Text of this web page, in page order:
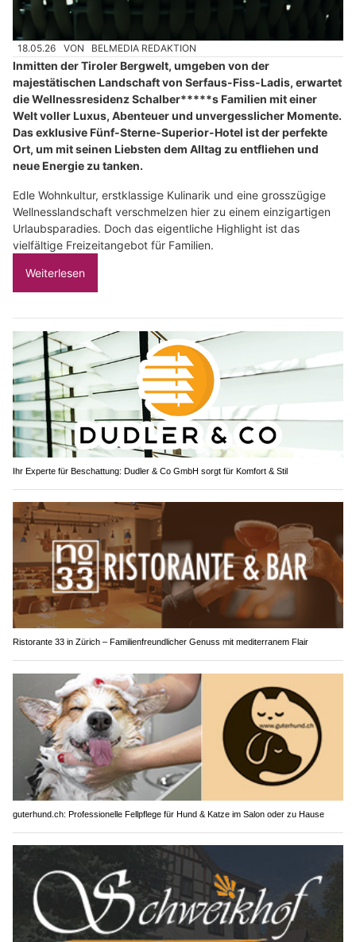
18.05.26 VON BELMEDIA REDAKTION
Inmitten der Tiroler Bergwelt, umgeben von der
majestätischen Landschaft von Serfaus-Fiss-Ladis, erwartet
die Wellnessresidenz Schalber*****s Familien mit einer
Welt voller Luxus, Abenteuer und unvergesslicher Momente.
Das exklusive Fünf-Sterne-Superior-Hotel ist der perfekte
Ort, um mit seinen Liebsten dem Alltag zu entfliehen und
neue Energie zu tanken.
Edle Wohnkultur, erstklassige Kulinarik und eine grosszügige
Wellnesslandschaft verschmelzen hier zu einem einzigartigen
Urlaubsparadies. Doch das eigentliche Highlight ist das
vielfältige Freizeitangebot für Familien.
Weiterlesen
Ihr Experte für Beschattung: Dudler & Co GmbH sorgt für Komfort & Stil
Ristorante 33 in Zürich – Familienfreundlicher Genuss mit mediterranem Flair
guterhund.ch: Professionelle Fellpflege für Hund & Katze im Salon oder zu Hause